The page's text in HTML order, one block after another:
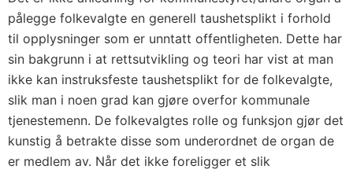
pålegge folkevalgte en generell taushetsplikt i forhold
til opplysninger som er unntatt offentligheten. Dette har
sin bakgrunn i at rettsutvikling og teori har vist at man
ikke kan instruksfeste taushetsplikt for de folkevalgte,
slik man i noen grad kan gjøre overfor kommunale
tjenestemenn. De folkevalgtes rolle og funksjon gjør det
kunstig å betrakte disse som underordnet de organ de
er medlem av. Når det ikke foreligger et slik